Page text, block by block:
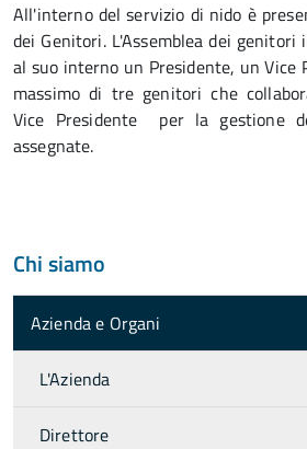
All'interno del servizio di nido è
dei Genitori. L'Assemblea dei
al suo interno un Presidente, un Vice
massimo di tre genitori che
Vice Presidente per la gestione
assegnate.
Chi siamo
Azienda e Organi
L'Azienda
Direttore